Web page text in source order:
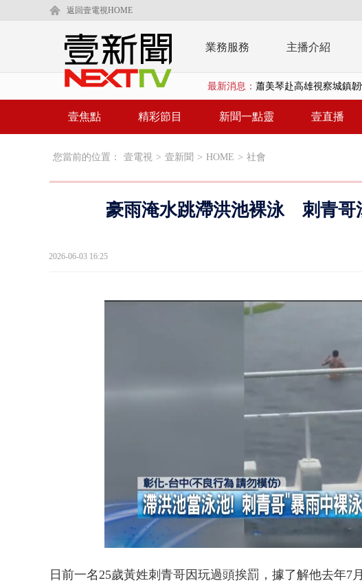
返回壹電視HOME
業務服務 主播介紹
最新消息： 「鯨魚」挾風雨肆虐菲
BP出道10周年！ 8／8
沖繩機場航班取消！ 滯
壹焦點 精彩節目 新聞一點靈 壹直播
您當前的位置： 壹電視 > 壹新聞 > HOME > 社會
豪雨淹水跳滯洪池裸泳 刺青哥
2026-06-03 16:25
Unmute
52.67%
日前一名25歲黃姓刺青哥因玩過頭挨罰 ，據了解他去年7